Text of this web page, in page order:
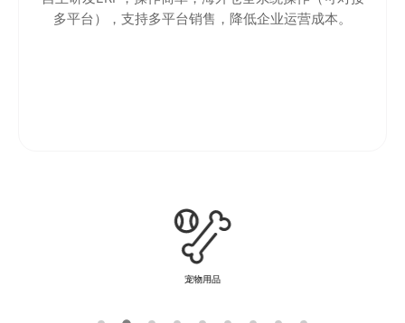
多平台），支持多平台销售，降低企业运营成本。